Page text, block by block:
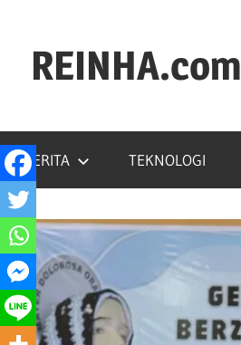
REINHA.com
Berita
BERITA
TEKNOLOGI